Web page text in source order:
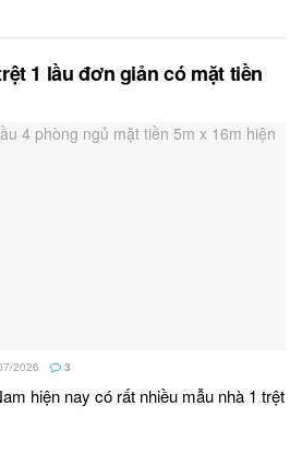
1 lầu đơn giản có mặt tiền
2026 3
hiện nay có rất nhiều mẫu nhà 1 trệt